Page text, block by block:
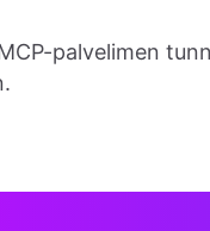
palvelimen